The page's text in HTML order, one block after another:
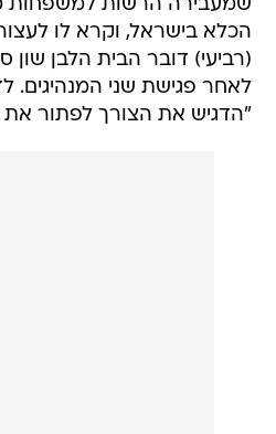
שמעבירה הרשות למשפחות
הכלא בישראל, וקרא לו
(רביעי) דובר הבית הלבן שון
לאחר פגישת שני המנהיגים.
"הדגיש את הצורך לפתור את